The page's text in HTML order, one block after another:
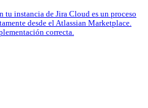
tu instancia de Jira Cloud es un proceso
desde el Atlassian Marketplace.
correcta.